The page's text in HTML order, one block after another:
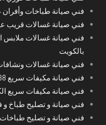
فني صيانة طباخات وأفران
فني صيانة غسالات قريب
فني صيانة غسالات ملابس
بالكويت
فني صيانة غسالات
فني صيانة مكيفات سريع 98548488 الدسمة
فني صيانة مكيفات سريع
فني صيانة و تصليح طباخ
فني صيانة و تصليح